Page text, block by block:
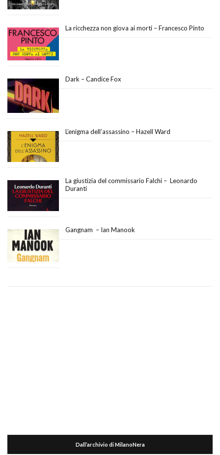
La ricchezza non giova ai morti – Francesco Pinto
Dark – Candice Fox
L’enigma dell’assassino – Hazell Ward
La giustizia del commissario Falchi – Leonardo
Duranti
Gangnam – Ian Manook
Dall’archivio di MilanoNera